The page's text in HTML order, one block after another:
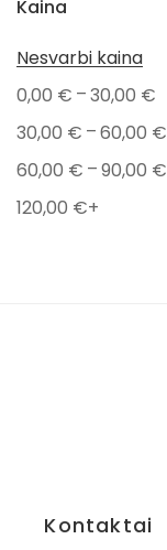
Kūdikiams
Valgymui
Maudynėms
Aksesuarai
Vokai
Kaina
Nesvarbi kaina
0,00 € –30,00 €
30,00 € –60,00 €
60,00 € –90,00 €
120,00 €+
Kontaktai